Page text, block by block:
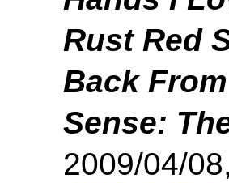
Rust Red
Back
Sense:
2009/04/